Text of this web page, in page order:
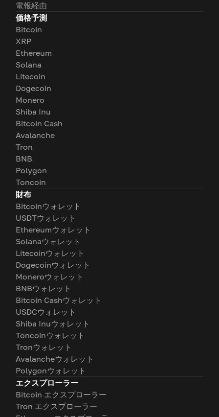
電報経由
価格予測
Bitcoin
XRP
Ethereum
Solana
Litecoin
Dogecoin
Monero
Shiba Inu
Bitcoin Cash
Avalanche
Tron
BNB
Polygon
Toncoin
財布
Bitcoinウォレット
USDTウォレット
Ethereumウォレット
Solanaウォレット
Litecoinウォレット
Dogecoinウォレット
Moneroウォレット
BNBウォレット
Bitcoin Cashウォレット
USDCウォレット
Shiba Inuウォレット
Toncoinウォレット
Tronウォレット
Avalancheウォレット
Polygonウォレット
エクスプローラー
Bitcoin エクスプローラー
Tron エクスプローラー